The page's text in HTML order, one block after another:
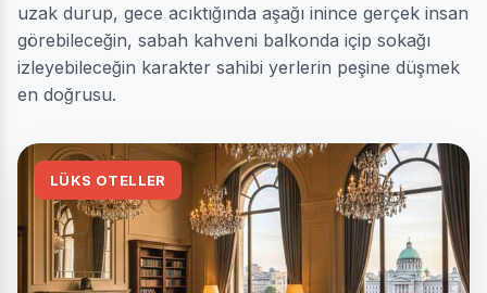
uzak durup, gece acıktığında aşağı inince gerçek insan
görebileceğin, sabah kahveni balkonda içip sokağı
izleyebileceğin karakter sahibi yerlerin peşine düşmek
en doğrusu.
LÜKS OTELLER